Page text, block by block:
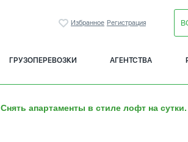
Избранное Регистрация
ГРУЗОПЕРЕВОЗКИ АГЕНТСТВА
Снять апартаменты в стиле лофт на сутки.